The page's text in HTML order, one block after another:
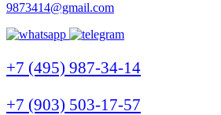
9873414@gmail.com
+7 (495) 987-34-14
+7 (903) 503-17-57